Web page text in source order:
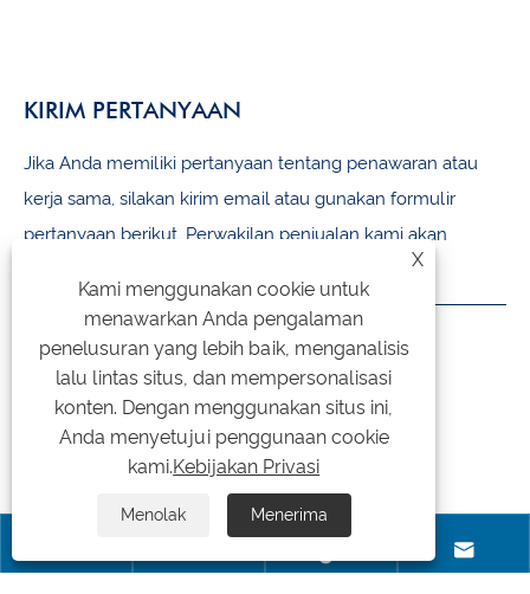
KIRIM PERTANYAAN
Jika Anda memiliki pertanyaan tentang penawaran atau
kerja sama, silakan kirim email atau gunakan formulir
pertanyaan berikut. Perwakilan penjualan kami akan
HUBUNGI KAMI
+86-18105956815
inquiry@qzmachine.com
No.777, Kota Zhangban, TIA, Quanzhou, Fujian, Cina
Hak Cipta © 2024 Quangong Machinery Co., Ltd. Semua Hak Dilindungi

X
Kami menggunakan cookie untuk
menawarkan Anda pengalaman
penelusuran yang lebih baik, menganalisis
lalu lintas situs, dan mempersonalisasi
konten. Dengan menggunakan situs ini,
Anda menyetujui penggunaan cookie
kami.Kebijakan Privasi
Menolak Menerima